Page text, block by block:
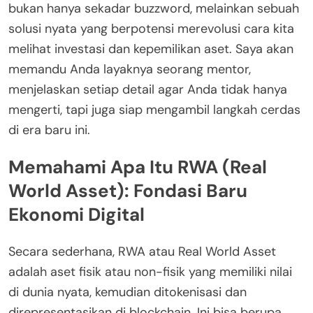
bukan hanya sekadar buzzword, melainkan sebuah
solusi nyata yang berpotensi merevolusi cara kita
melihat investasi dan kepemilikan aset. Saya akan
memandu Anda layaknya seorang mentor,
menjelaskan setiap detail agar Anda tidak hanya
mengerti, tapi juga siap mengambil langkah cerdas
di era baru ini.
Memahami Apa Itu RWA (Real
World Asset): Fondasi Baru
Ekonomi Digital
Secara sederhana, RWA atau Real World Asset
adalah aset fisik atau non-fisik yang memiliki nilai
di dunia nyata, kemudian ditokenisasi dan